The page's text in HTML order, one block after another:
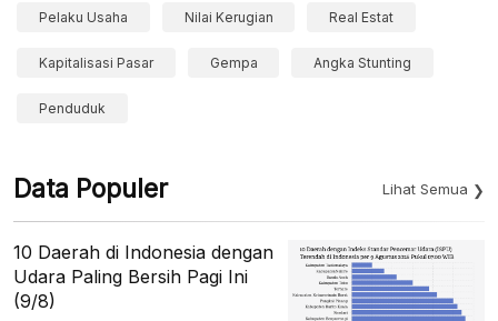
Pelaku Usaha Nilai Kerugian Real Estat
Kapitalisasi Pasar Gempa Angka Stunting
Penduduk
Data Populer Lihat Semua
10 Daerah di Indonesia dengan
Udara Paling Bersih Pagi Ini
(9/8)